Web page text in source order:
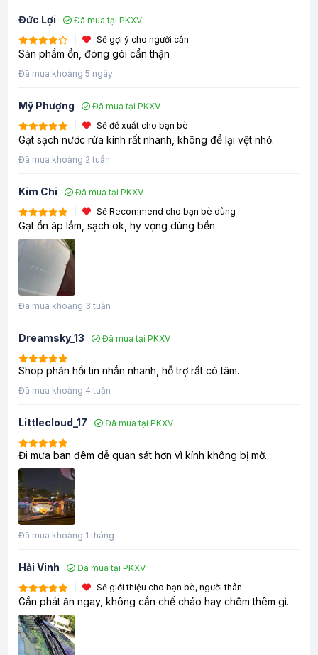
Đức Lợi
Đã mua tại PKXV
Sẽ gợi ý cho người cần
Sản phẩm ổn, đóng gói cẩn thận
Đã mua khoảng 5 ngày
Mỹ Phượng
Đã mua tại PKXV
Sẽ đề xuất cho bạn bè
Gạt sạch nước rửa kính rất nhanh, không để lại vệt nhỏ.
Đã mua khoảng 2 tuần
Kim Chi
Đã mua tại PKXV
Sẽ Recommend cho bạn bè dùng
Gạt ổn áp lắm, sạch ok, hy vọng dùng bền
Đã mua khoảng 3 tuần
Dreamsky_13 Đã mua tại PKXV
Shop phản hồi tin nhắn nhanh, hỗ trợ rất có tâm.
Đã mua khoảng 4 tuần
Littlecloud_17 Đã mua tại PKXV
Đi mưa ban đêm dễ quan sát hơn vì kính không bị mờ.
Đã mua khoảng 1 tháng
Hải Vinh
Đã mua tại PKXV
Sẽ giới thiệu cho bạn bè, người thân
Gắn phát ăn ngay, không cần chế cháo hay chêm thêm gì.